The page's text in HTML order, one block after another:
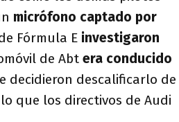
micrófono captado por
Fórmula E investigaron
de Abt era conducido
decidieron descalificarlo de
que los directivos de Audi